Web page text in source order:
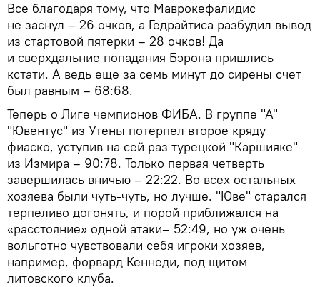
Все благодаря тому, что Маврокефалидис
не заснул – 26 очков, а Гедрайтиса разбудил вывод
из стартовой пятерки – 28 очков! Да
и сверхдальние попадания Бэрона пришлись
кстати. А ведь еще за семь минут до сирены счет
был равным – 68:68.
Теперь о Лиге чемпионов ФИБА. В группе "А"
"Ювентус" из Утены потерпел второе кряду
фиаско, уступив на сей раз турецкой "Каршияке"
из Измира – 90:78. Только первая четверть
завершилась вничью – 22:22. Во всех остальных
хозяева были чуть-чуть, но лучше. "Юве" старался
терпеливо догонять, и порой приближался на
«расстояние» одной атаки– 52:49, но уж очень
вольготно чувствовали себя игроки хозяев,
например, форвард Кеннеди, под щитом
литовского клуба.